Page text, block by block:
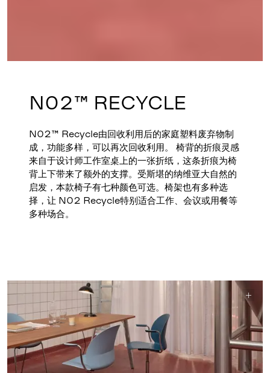
N02™ RECYCLE
N02™ Recycle由回收利用后的家庭塑料废弃物制
成，功能多样，可以再次回收利用。 椅背的折痕灵感
来自于设计师工作室桌上的一张折纸，这条折痕为椅
背上下带来了额外的支撑。受斯堪的纳维亚大自然的
启发，本款椅子有七种颜色可选。椅架也有多种选
择，让 N02 Recycle特别适合工作、会议或用餐等
多种场合。